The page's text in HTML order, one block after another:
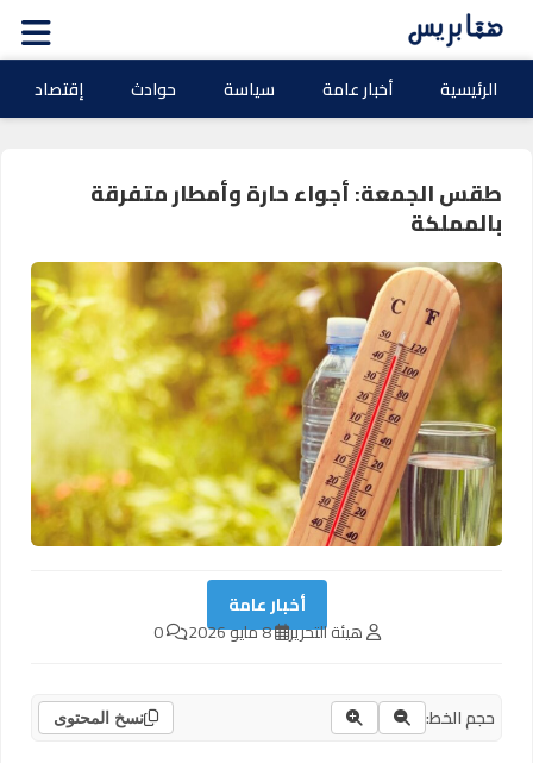
الرئيسية أخبار عامة سياسة حوادث إقتصاد
طقس الجمعة: أجواء حارة وأمطار متفرقة
بالمملكة
أخبار عامة
هيئة التحرير 8 مايو 2026 0
حجم الخط: نسخ المحتوى